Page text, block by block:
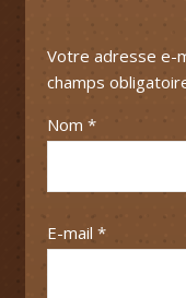
Votre adresse e-
champs
Nom *
E-mail *